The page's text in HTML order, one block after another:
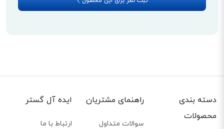
دسته بندی
محصولات
راهنمای مشتریان
سوالات متداول
ایده آل گستر
ارتباط با ما